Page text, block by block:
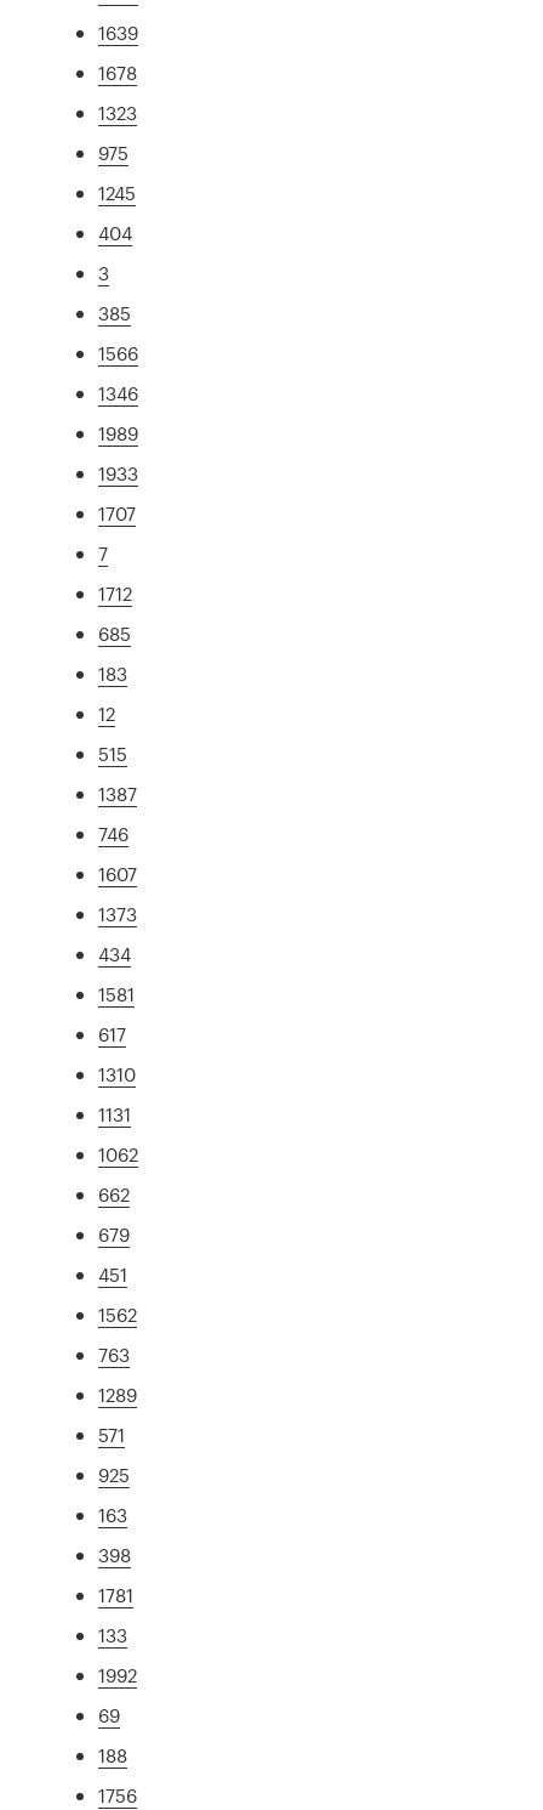
1639
1678
1323
975
1245
404
3
385
1566
1346
1989
1933
1707
7
1712
685
183
12
515
1387
746
1607
1373
434
1581
617
1310
1131
1062
662
679
451
1562
763
1289
571
925
163
398
1781
133
1992
69
188
1756